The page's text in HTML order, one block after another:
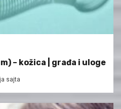
– kožica | građa i uloge
sajta